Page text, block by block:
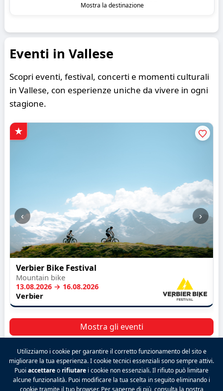
Mostra la destinazione
Eventi in Vallese
Scopri eventi, festival, concerti e momenti culturali
in Vallese, con esperienze uniche da vivere in ogni
stagione.
‹
Verbier Bike Festival
Mountain bike
13.08.2026 → 16.08.2026
Verbier
›
Mostra gli eventi
2026 VALPINA® Tutti i diritti riservati.
Politica sulla riservatezza|Condizioni generali|
Utilizziamo i cookie per garantire il corretto funzionamento del sito e
migliorare la tua esperienza. I cookie tecnici essenziali sono sempre attivi.
Puoi accettareo rifiutare i cookie non essenziali. Il rifiuto può limitare
alcune funzionalità. Puoi modificare la tua scelta in seguito eliminando i
cookie tramite il tuo browser. Per saperne di più, consulta la nostra